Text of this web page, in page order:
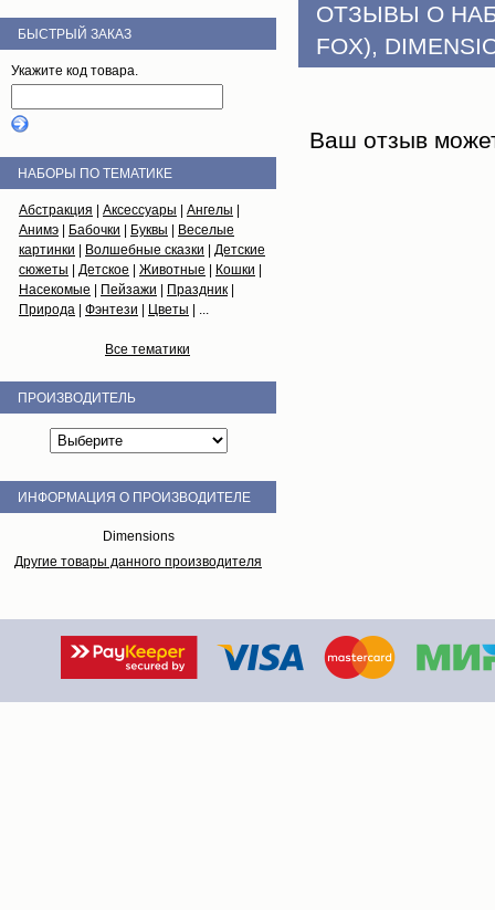
ОТЗЫВЫ О
FOX),
Ваш отзыв
БЫСТРЫЙ ЗАКАЗ
Укажите код товара.
НАБОРЫ ПО ТЕМАТИКЕ
Абстракция Аксессуары Ангелы
Анимэ
Бабочки Буквы
Веселые
картинки
Волшебные сказки
Детские
сюжеты
Детское Животные Кошки
Насекомые
Пейзажи Праздник
Природа
Фэнтези Цветы | ...
Все тематики
ПРОИЗВОДИТЕЛЬ
ИНФОРМАЦИЯ О ПРОИЗВОДИТЕЛЕ
Dimensions
Другие товары данного производителя